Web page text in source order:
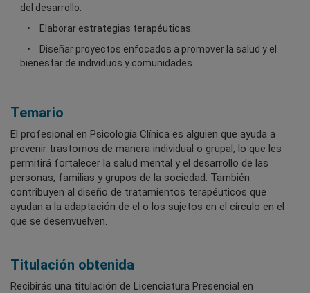
del desarrollo.
Elaborar estrategias terapéuticas.
Diseñar proyectos enfocados a promover la salud y el
bienestar de individuos y comunidades.
Temario
El profesional en Psicología Clínica es alguien que ayuda a
prevenir trastornos de manera individual o grupal, lo que les
permitirá fortalecer la salud mental y el desarrollo de las
personas, familias y grupos de la sociedad. También
contribuyen al diseño de tratamientos terapéuticos que
ayudan a la adaptación de el o los sujetos en el círculo en el
que se desenvuelven.
Titulación obtenida
Recibirás una titulación de Licenciatura Presencial en